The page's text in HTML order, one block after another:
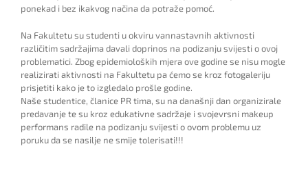
ponekad i bez ikakvog načina da potraže pomoć.
Na Fakultetu su studenti u okviru vannastavnih aktivnosti
različitim sadržajima davali doprinos na podizanju svijesti o ovoj
problematici. Zbog epidemioloških mjera ove godine se nisu mogle
realizirati aktivnosti na Fakultetu pa ćemo se kroz fotogaleriju
prisjetiti kako je to izgledalo prošle godine.
Naše studentice, članice PR tima, su na današnji dan organizirale
predavanje te su kroz edukativne sadržaje i svojevrsni makeup
performans radile na podizanju svijesti o ovom problemu uz
poruku da se nasilje ne smije tolerisati!!!